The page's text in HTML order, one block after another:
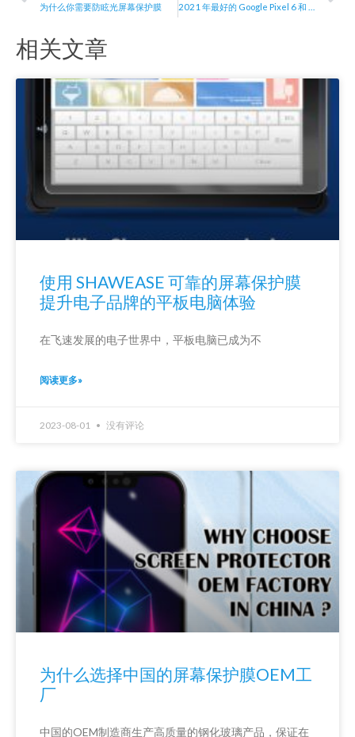
为什么你需要防眩光屏幕保护膜
相关文章
使用 SHAWEASE 可靠的屏幕保护膜
提升电子品牌的平板电脑体验
在飞速发展的电子世界中，平板电脑已成为不
阅读更多»
2023-08-01 没有评论
为什么选择中国的屏幕保护膜OEM工
厂
中国的OEM制造商生产高质量的钢化玻璃产品，保证在